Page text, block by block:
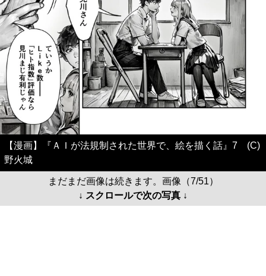
【漫画】『ＡＩが法規制された世界で、絵を描く話』7 (C)
野火城
まだまだ画像は続きます。画像（7/51）
↓ スクロールで次の写真 ↓